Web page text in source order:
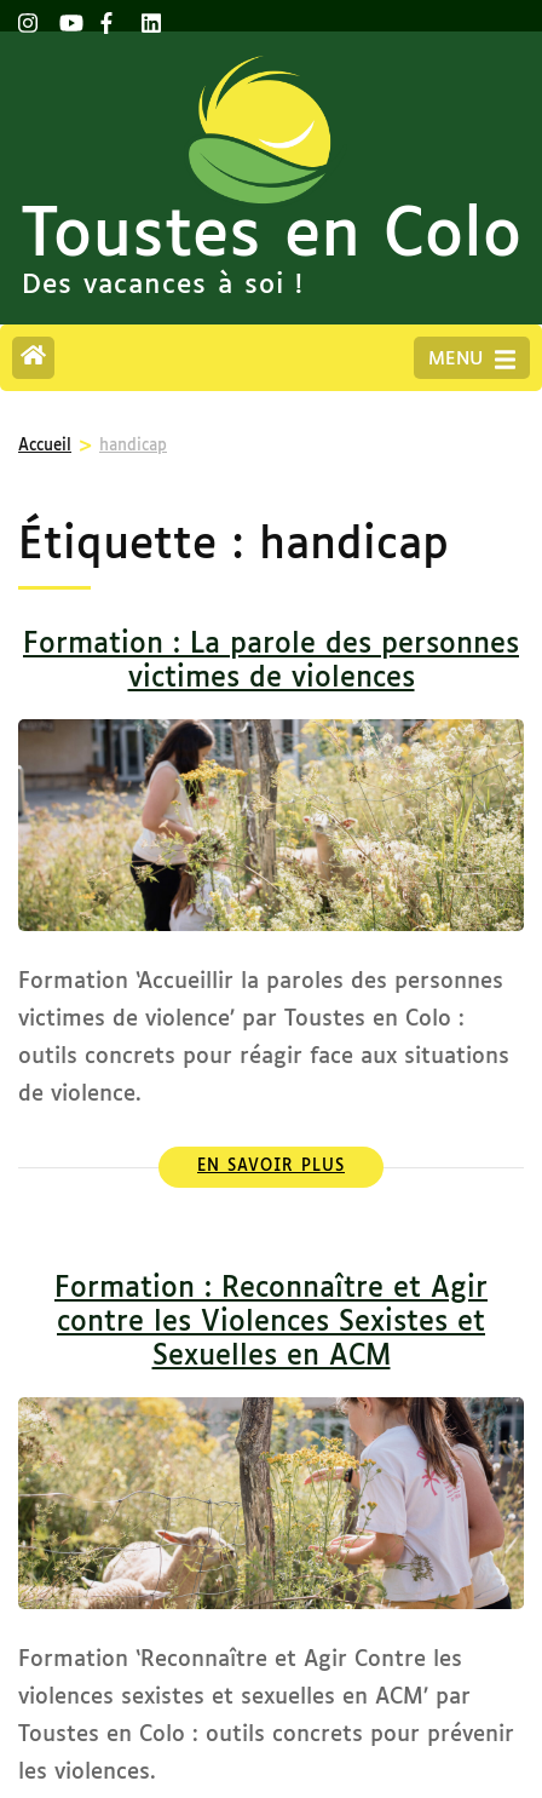
Toustes en Colo
Des vacances à soi !
MENU
Accueil > handicap
Étiquette : handicap
Formation : La parole des personnes
victimes de violences
Formation ‘Accueillir la paroles des personnes
victimes de violence’ par Toustes en Colo :
outils concrets pour réagir face aux situations
de violence.
EN SAVOIR PLUS
Formation : Reconnaître et Agir
contre les Violences Sexistes et
Sexuelles en ACM
Formation ‘Reconnaître et Agir Contre les
violences sexistes et sexuelles en ACM’ par
Toustes en Colo : outils concrets pour prévenir
les violences.